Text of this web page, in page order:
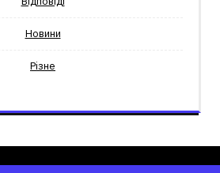
Новини
Різне